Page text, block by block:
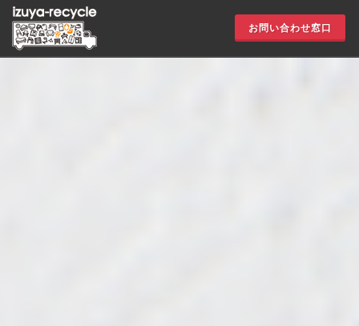
お問い合わせ窓口